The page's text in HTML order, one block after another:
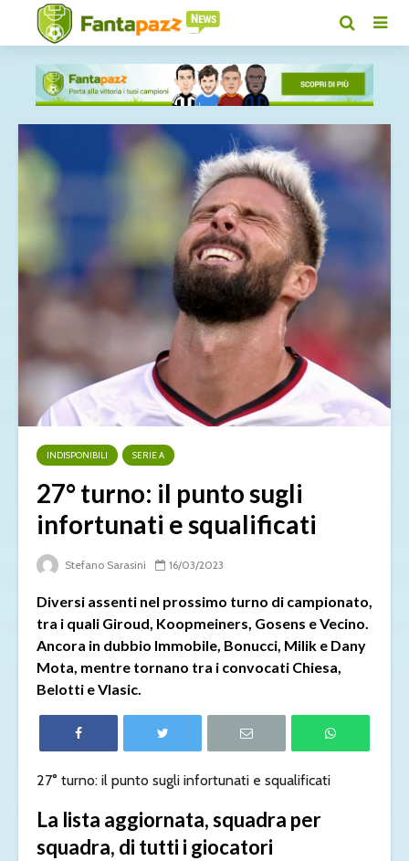
INDISPONIBILI SERIE A
27° turno: il punto sugli
infortunati e squalificati
Stefano Sarasini 16/03/2023
Diversi assenti nel prossimo turno di campionato,
tra i quali Giroud, Koopmeiners, Gosens e Vecino.
Ancora in dubbio Immobile, Bonucci, Milik e Dany
Mota, mentre tornano tra i convocati Chiesa,
Belotti e Vlasic.
27° turno: il punto sugli infortunati e squalificati
La lista aggiornata, squadra per
squadra, di tutti i giocatori